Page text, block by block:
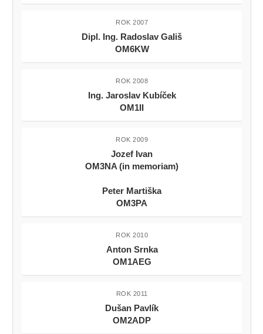
ROK 2007
Dipl. Ing. Radoslav Gališ
OM6KW
ROK 2008
Ing. Jaroslav Kubíček
OM1II
ROK 2009
Jozef Ivan
OM3NA (in memoriam)
Peter Martiška
OM3PA
ROK 2010
Anton Srnka
OM1AEG
ROK 2011
Dušan Pavlík
OM2ADP